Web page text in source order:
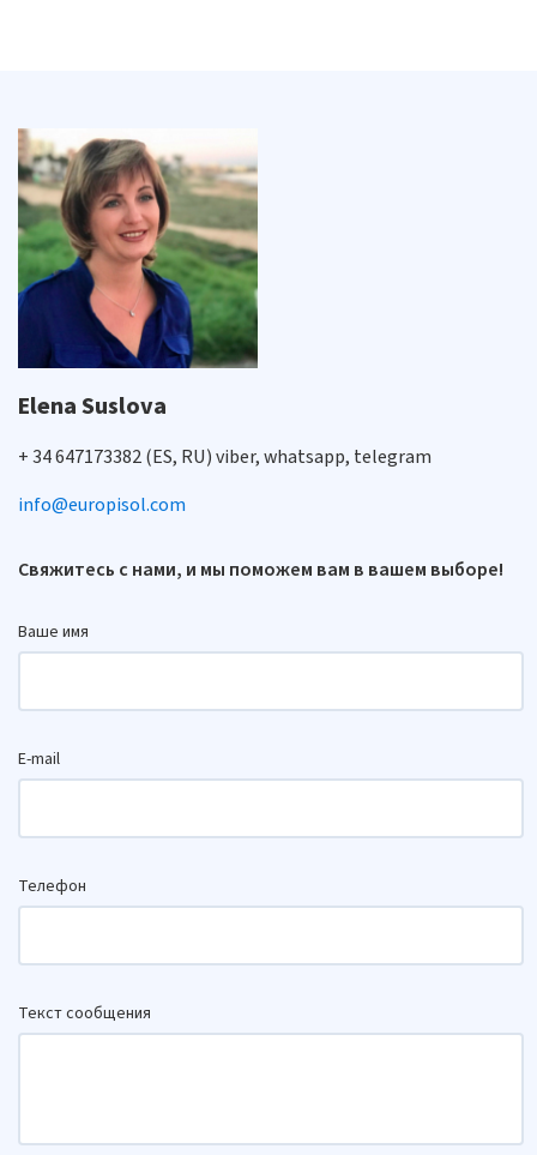
Elena Suslova
+ 34 647173382 (ES, RU) viber, whatsapp, telegram
info@europisol.com
Свяжитесь с нами, и мы поможем вам в вашем выборе!
Ваше имя
E-mail
Телефон
Текст сообщения